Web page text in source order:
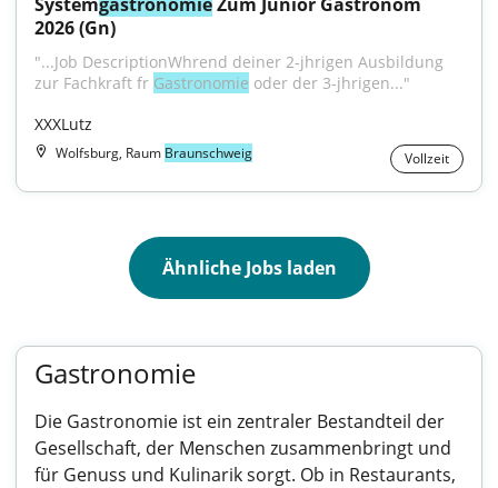
2026 (Gn)
"...Job DescriptionWhrend deiner 2-jhrigen Ausbildung
zur Fachkraft fr Gastronomie oder der 3-jhrigen..."
XXXLutz
Wolfsburg, Raum Braunschweig Vollzeit
Ähnliche Jobs laden
Gastronomie
Die Gastronomie ist ein zentraler Bestandteil der
Gesellschaft, der Menschen zusammenbringt und
für Genuss und Kulinarik sorgt. Ob in Restaurants,